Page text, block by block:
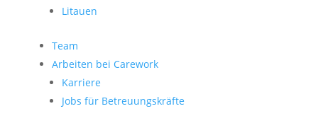
Litauen
Team
Arbeiten bei Carework
Karriere
Jobs für Betreuungskräfte